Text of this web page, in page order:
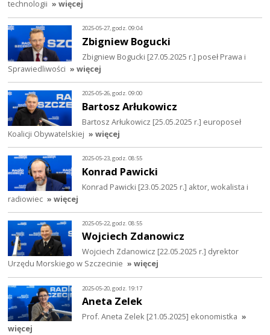
technologii » więcej
2025-05-27, godz. 09:04
Zbigniew Bogucki
Zbigniew Bogucki [27.05.2025 r.] poseł Prawa i
Sprawiedliwości » więcej
2025-05-26, godz. 09:00
Bartosz Arłukowicz
Bartosz Arłukowicz [25.05.2025 r.] europoseł
Koalicji Obywatelskiej » więcej
2025-05-23, godz. 08:55
Konrad Pawicki
Konrad Pawicki [23.05.2025 r.] aktor, wokalista i
radiowiec » więcej
2025-05-22, godz. 08:55
Wojciech Zdanowicz
Wojciech Zdanowicz [22.05.2025 r.] dyrektor
Urzędu Morskiego w Szczecinie » więcej
2025-05-20, godz. 19:17
Aneta Zelek
Prof. Aneta Zelek [21.05.2025] ekonomistka »
więcej